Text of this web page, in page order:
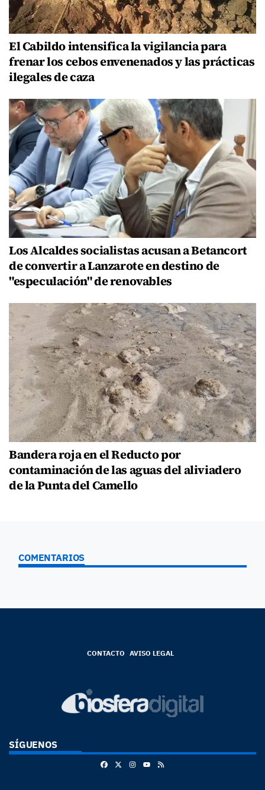
El Cabildo intensifica la vigilancia para
frenar los cebos envenenados y las prácticas
ilegales de caza
Los Alcaldes socialistas acusan a Betancort
de convertir a Lanzarote en destino de
"especulación" de renovables
Bandera roja en el Reducto por
contaminación de las aguas del aliviadero
de la Punta del Camello
COMENTARIOS
CONTACTO AVISO LEGAL
SÍGUENOS
FacebookInstagram